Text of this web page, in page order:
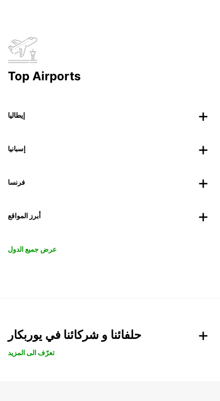
Top Airports
إيطاليا
إسبانيا
فرنسا
أبرز المواقع
عرض جميع الدول
حلفائنا و شركائنا في يوربكار
تعرّف الى المزيد